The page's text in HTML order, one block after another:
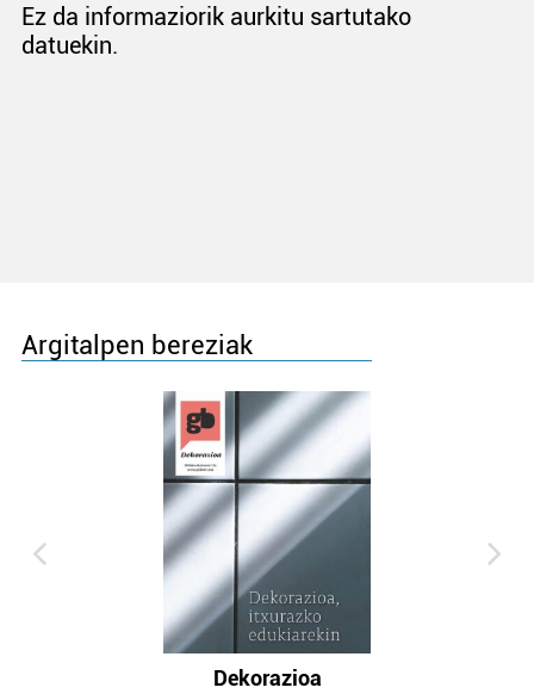
Ez da informaziorik aurkitu sartutako
datuekin.
Argitalpen bereziak
Dekorazioa